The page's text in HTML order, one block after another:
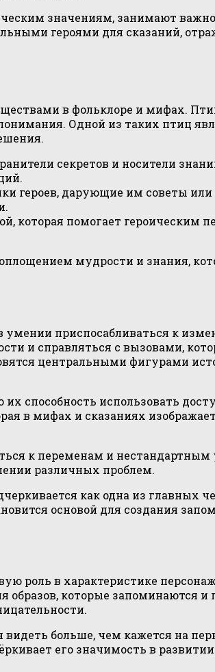
значениям, занимают
героями для сказаний,
в фольклоре и мифах.
Одной из таких птиц
секретов и носители
героев, дарующие им советы или
которая помогает героическим
мудрости и знания,
приспосабливаться к
и справляться с вызовами,
центральными фигурами
способность использовать
в мифах и сказаниях
к переменам и
различных проблем.
как одна из главных
основой для создания
в характеристике
которые запоминаются и
больше, чем кажется на
его значимость в